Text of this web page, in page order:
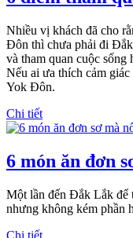
Nhiều vị khách đã cho
Đôn thì chưa phải đi
và tham quan cuộc
Nếu ai ưa thích cảm
Yok Đôn.
Chi tiết
6 món ăn đơn
Một lần đến Đắk Lắk để
nhưng không kém phần
Chi tiết